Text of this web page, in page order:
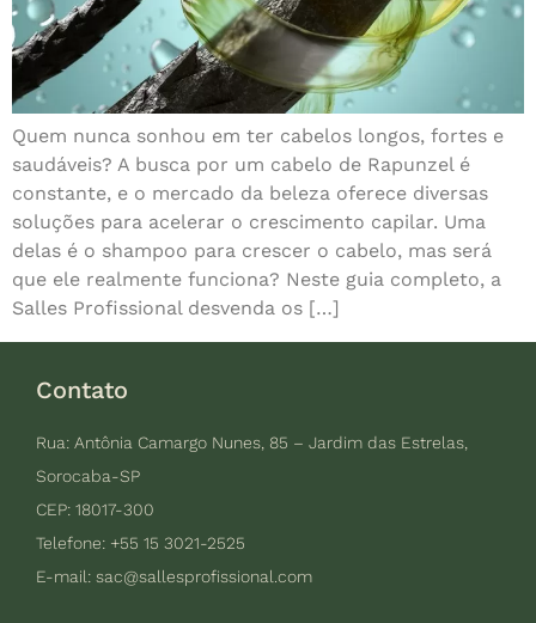
Quem nunca sonhou em ter cabelos longos, fortes e
saudáveis? A busca por um cabelo de Rapunzel é
constante, e o mercado da beleza oferece diversas
soluções para acelerar o crescimento capilar. Uma
delas é o shampoo para crescer o cabelo, mas será
que ele realmente funciona? Neste guia completo, a
Salles Profissional desvenda os […]
Contato
Rua: Antônia Camargo Nunes, 85 – Jardim das Estrelas,
Sorocaba-SP
CEP: 18017-300
Telefone: +55 15 3021-2525
E-mail: sac@sallesprofissional.com